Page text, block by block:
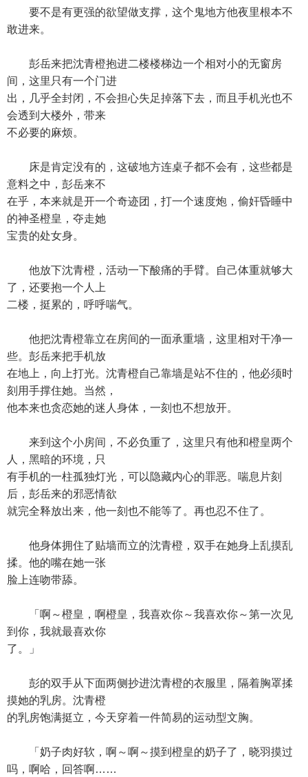
要不是有更强的欲望做支撑，这个鬼地方他夜里根本不
敢进来。
彭岳来把沈青橙抱进二楼楼梯边一个相对小的无窗房
间，这里只有一个门进
出，几乎全封闭，不会担心失足掉落下去，而且手机光也不
会透到大楼外，带来
不必要的麻烦。
床是肯定没有的，这破地方连桌子都不会有，这些都是
意料之中，彭岳来不
在乎，本来就是开一个奇迹团，打一个速度炮，偷奸昏睡中
的神圣橙皇，夺走她
宝贵的处女身。
他放下沈青橙，活动一下酸痛的手臂。自己体重就够大
了，还要抱一个人上
二楼，挺累的，呼呼喘气。
他把沈青橙靠立在房间的一面承重墙，这里相对干净一
些。彭岳来把手机放
在地上，向上打光。沈青橙自己靠墙是站不住的，他必须时
刻用手撑住她。当然，
他本来也贪恋她的迷人身体，一刻也不想放开。
来到这个小房间，不必负重了，这里只有他和橙皇两个
人，黑暗的环境，只
有手机的一柱孤独灯光，可以隐藏内心的罪恶。喘息片刻
后，彭岳来的邪恶情欲
就完全释放出来，他一刻也不能等了。再也忍不住了。
他身体拥住了贴墙而立的沈青橙，双手在她身上乱摸乱
揉。他的嘴在她一张
脸上连吻带舔。
「啊～橙皇，啊橙皇，我喜欢你～我喜欢你～第一次见
到你，我就最喜欢你
了。」
彭的双手从下面两侧抄进沈青橙的衣服里，隔着胸罩揉
摸她的乳房。沈青橙
的乳房饱满挺立，今天穿着一件简易的运动型文胸。
「奶子肉好软，啊～啊～摸到橙皇的奶子了，晓羽摸过
吗，啊哈，回答啊……